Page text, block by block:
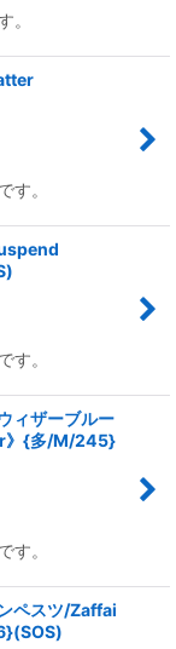
。
す。
す。
ィザーブルー
》{多/M/245}
す。
ペスツ/Zaffai